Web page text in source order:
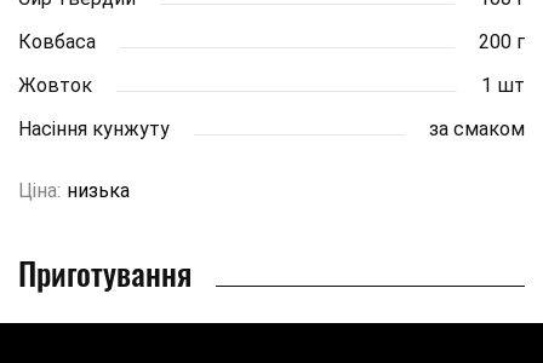
Ковбаса
200 г
Жовток
1 шт
Насіння кунжуту
за смаком
Ціна: низька
Приготування